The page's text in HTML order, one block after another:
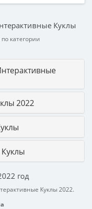
Куклы
категории
2022
год
Куклы 2022.